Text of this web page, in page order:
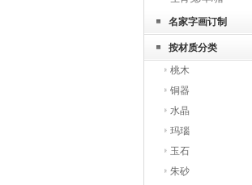
名家字画订制
按材质分类
桃木
铜器
水晶
玛瑙
玉石
朱砂